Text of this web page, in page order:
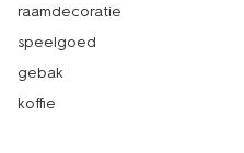
raamdecoratie
speelgoed
gebak
koffie